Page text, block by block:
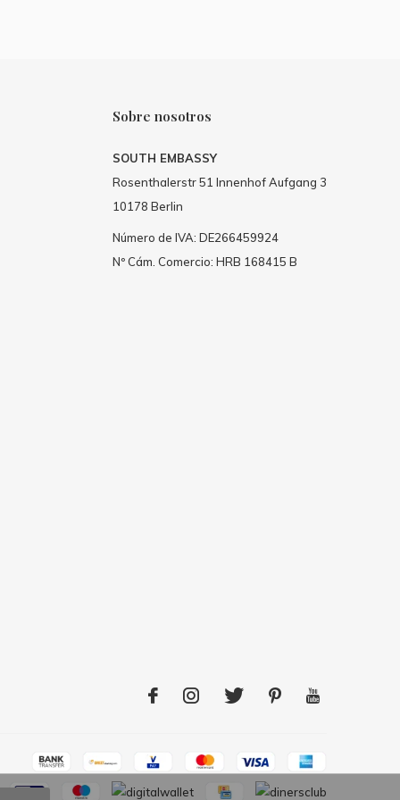
Sobre nosotros
SOUTH EMBASSY
Rosenthalerstr 51 Innenhof Aufgang 3
10178 Berlin
Número de IVA: DE266459924
Nº Cám. Comercio: HRB 168415 B